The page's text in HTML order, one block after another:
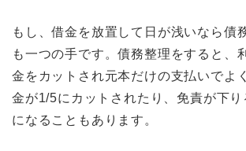
もし、借金を放置して日が浅いなら債
も一つの手です。債務整理をすると、
金をカットされ元本だけの支払いでよ
金が1/5にカットされたり、免責が下り
になることもあります。